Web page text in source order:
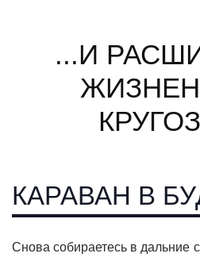
...И
КАРАВАН В
Снова собираетесь в дальние